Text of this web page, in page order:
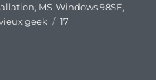
, MS-Windows 98SE,
geek
17